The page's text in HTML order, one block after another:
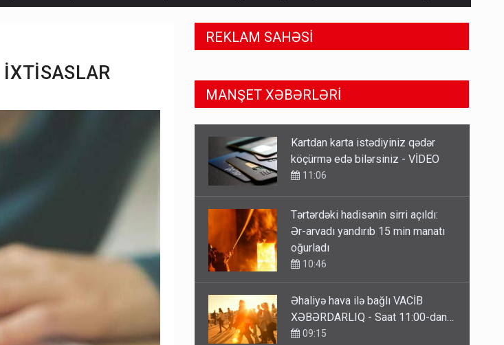
REKLAM SAHƏSİ
MANŞET XƏBƏRLƏRİ
Tərtərdəki hadisənin sirri açıldı:
Ər-arvadı yandırıb 15 min manatı
oğurladı
Əhaliyə hava ilə bağlı VACİB
XƏBƏRDARLIQ - Saat 11:00-dan…
09:15
ŞOK! David Seliverstov ölkədən
qaçdı
6 Avqust 14:14